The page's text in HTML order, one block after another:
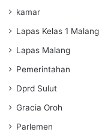
kamar
Lapas Kelas 1 Malang
Lapas Malang
Pemerintahan
Dprd Sulut
Gracia Oroh
Parlemen